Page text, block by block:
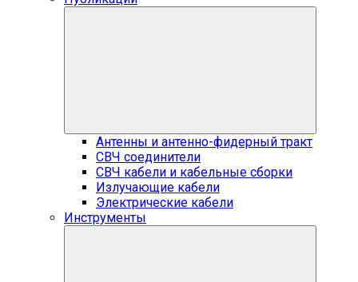
Антенны и антенно-фидерный тракт
СВЧ соединители
СВЧ кабели и кабельные сборки
Излучающие кабели
Электрические кабели
Инструменты